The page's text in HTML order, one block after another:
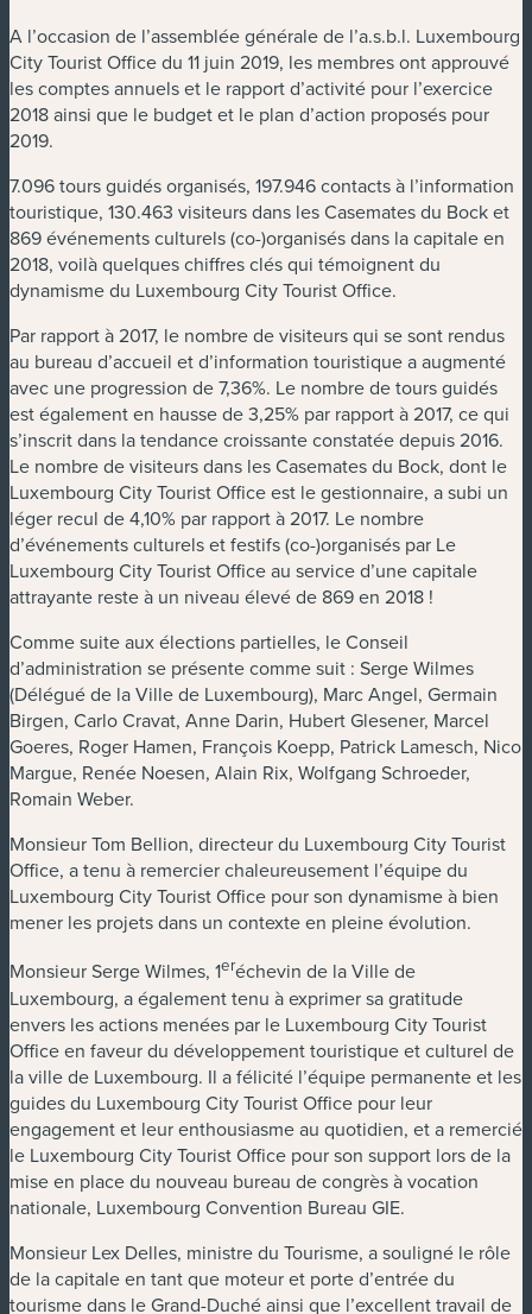
A l’occasion de l’assemblée générale de l’a.s.b.l. Luxembourg
City Tourist Office du 11 juin 2019, les membres ont approuvé
les comptes annuels et le rapport d’activité pour l’exercice
2018 ainsi que le budget et le plan d’action proposés pour
2019.
7.096 tours guidés organisés, 197.946 contacts à l’information
touristique, 130.463 visiteurs dans les Casemates du Bock et
869 événements culturels (co-)organisés dans la capitale en
2018, voilà quelques chiffres clés qui témoignent du
dynamisme du Luxembourg City Tourist Office.
Par rapport à 2017, le nombre de visiteurs qui se sont rendus
au bureau d’accueil et d’information touristique a augmenté
avec une progression de 7,36%. Le nombre de tours guidés
est également en hausse de 3,25% par rapport à 2017, ce qui
s’inscrit dans la tendance croissante constatée depuis 2016.
Le nombre de visiteurs dans les Casemates du Bock, dont le
Luxembourg City Tourist Office est le gestionnaire, a subi un
léger recul de 4,10% par rapport à 2017. Le nombre
d’événements culturels et festifs (co-)organisés par Le
Luxembourg City Tourist Office au service d’une capitale
attrayante reste à un niveau élevé de 869 en 2018 !
Comme suite aux élections partielles, le Conseil
d’administration se présente comme suit : Serge Wilmes
(Délégué de la Ville de Luxembourg), Marc Angel, Germain
Birgen, Carlo Cravat, Anne Darin, Hubert Glesener, Marcel
Goeres, Roger Hamen, François Koepp, Patrick Lamesch, Nico
Margue, Renée Noesen, Alain Rix, Wolfgang Schroeder,
Romain Weber.
Monsieur Tom Bellion, directeur du Luxembourg City Tourist
Office, a tenu à remercier chaleureusement l’équipe du
Luxembourg City Tourist Office pour son dynamisme à bien
mener les projets dans un contexte en pleine évolution.
Monsieur Serge Wilmes, 1eréchevin de la Ville de
Luxembourg, a également tenu à exprimer sa gratitude
envers les actions menées par le Luxembourg City Tourist
Office en faveur du développement touristique et culturel de
la ville de Luxembourg. Il a félicité l’équipe permanente et les
guides du Luxembourg City Tourist Office pour leur
engagement et leur enthousiasme au quotidien, et a remercié
le Luxembourg City Tourist Office pour son support lors de la
mise en place du nouveau bureau de congrès à vocation
nationale, Luxembourg Convention Bureau GIE.
Monsieur Lex Delles, ministre du Tourisme, a souligné le rôle
de la capitale en tant que moteur et porte d’entrée du
tourisme dans le Grand-Duché ainsi que l’excellent travail de